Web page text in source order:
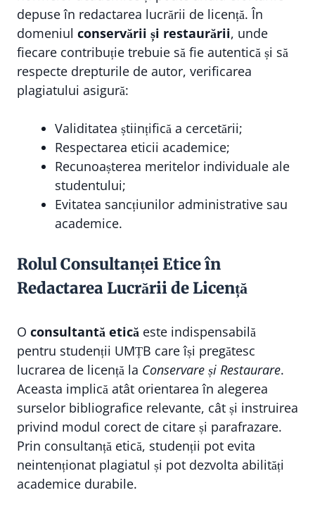
depuse în redactarea lucrării de licență. În
domeniul conservării și restaurării, unde
fiecare contribuție trebuie să fie autentică și să
respecte drepturile de autor, verificarea
plagiatului asigură:
Validitatea științifică a cercetării;
Respectarea eticii academice;
Recunoașterea meritelor individuale ale
studentului;
Evitatea sancțiunilor administrative sau
academice.
Rolul Consultanței Etice în
Redactarea Lucrării de Licență
O consultantă etică este indispensabilă
pentru studenții UMȚB care își pregătesc
lucrarea de licență la Conservare și Restaurare.
Aceasta implică atât orientarea în alegerea
surselor bibliografice relevante, cât și instruirea
privind modul corect de citare și parafrazare.
Prin consultanță etică, studenții pot evita
neintenționat plagiatul și pot dezvolta abilități
academice durabile.